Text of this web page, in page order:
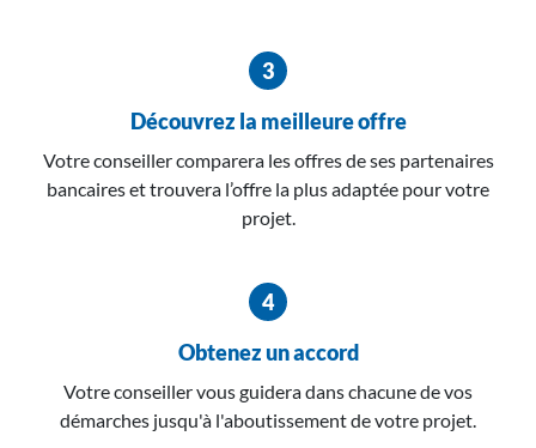
Découvrez la meilleure offre
Votre conseiller comparera les offres de ses partenaires
bancaires et trouvera l’offre la plus adaptée pour votre
projet.
Obtenez un accord
Votre conseiller vous guidera dans chacune de vos
démarches jusqu'à l'aboutissement de votre projet.